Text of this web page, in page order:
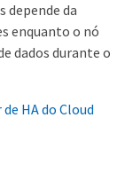
depende da
enquanto o nó
dados durante o
HA do Cloud